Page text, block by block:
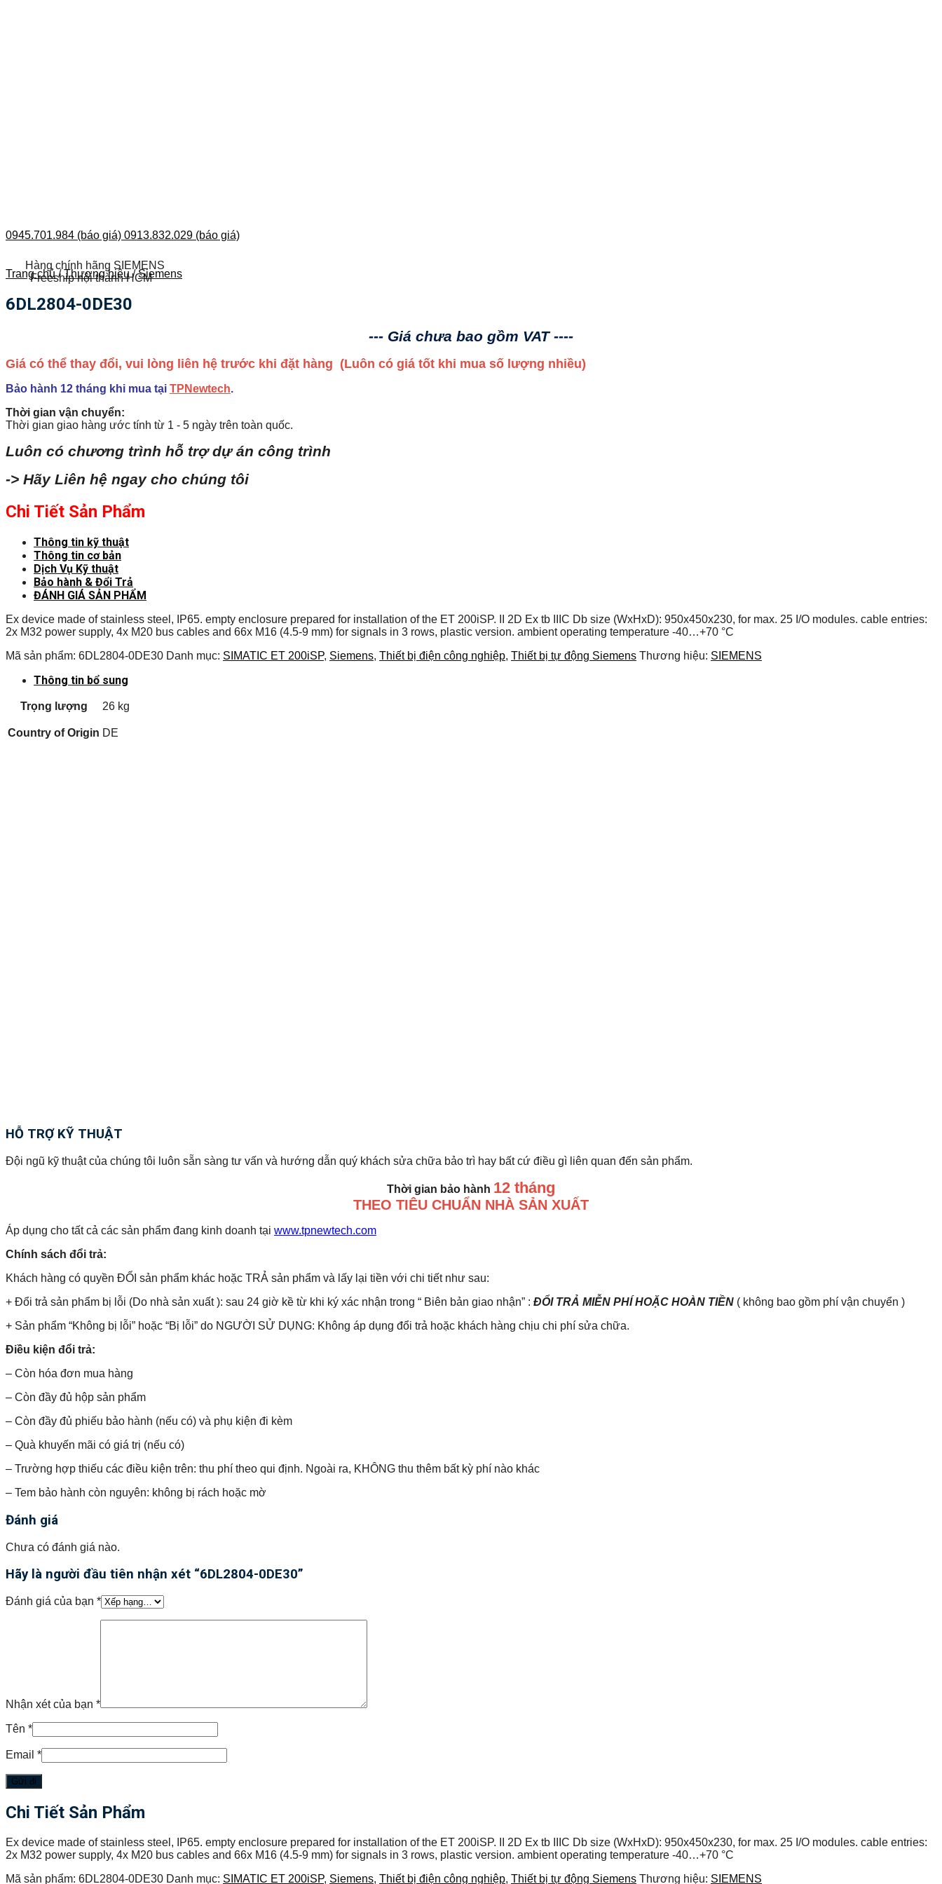
0945.701.984 (báo giá) 0913.832.029 (báo giá)
Hàng chính hãng SIEMENS
Freeship nội thành HCM
Trang chủ / Thương hiệu / Siemens
6DL2804-0DE30
--- Giá chưa bao gồm VAT ----
Giá có thể thay đổi, vui lòng liên hệ trước khi đặt hàng (Luôn có giá tốt khi mua số lượng nhiều)
Bảo hành 12 tháng khi mua tại TPNewtech.
Thời gian vận chuyển:
Thời gian giao hàng ước tính từ 1 - 5 ngày trên toàn quốc.
Luôn có chương trình hỗ trợ dự án công trình
-> Hãy Liên hệ ngay cho chúng tôi
Chi Tiết Sản Phẩm
Thông tin kỹ thuật
Thông tin cơ bản
Dịch Vụ Kỹ thuật
Bảo hành & Đổi Trả
ĐÁNH GIÁ SẢN PHẨM
Ex device made of stainless steel, IP65. empty enclosure prepared for installation of the ET 200iSP. II 2D Ex tb IIIC Db size (WxHxD): 950x450x230, for max. 25 I/O modules. cable entries:
2x M32 power supply, 4x M20 bus cables and 66x M16 (4.5-9 mm) for signals in 3 rows, plastic version. ambient operating temperature -40…+70 °C
Mã sản phẩm: 6DL2804-0DE30 Danh mục: SIMATIC ET 200iSP, Siemens, Thiết bị điện công nghiệp, Thiết bị tự động Siemens Thương hiệu: SIEMENS
Thông tin bổ sung
Trọng lượng 26 kg
Country of Origin DE
HỖ TRỢ KỸ THUẬT
Đội ngũ kỹ thuật của chúng tôi luôn sẵn sàng tư vấn và hướng dẫn quý khách sửa chữa bảo trì hay bất cứ điều gì liên quan đến sản phẩm.
Thời gian bảo hành 12 tháng
THEO TIÊU CHUẨN NHÀ SẢN XUẤT
Áp dụng cho tất cả các sản phẩm đang kinh doanh tại www.tpnewtech.com
Chính sách đổi trả:
Khách hàng có quyền ĐỔI sản phẩm khác hoặc TRẢ sản phẩm và lấy lại tiền với chi tiết như sau:
+ Đổi trả sản phẩm bị lỗi (Do nhà sản xuất ): sau 24 giờ kề từ khi ký xác nhận trong “ Biên bản giao nhận” : ĐỔI TRẢ MIỄN PHÍ HOẶC HOÀN TIỀN ( không bao gồm phí vận chuyển )
+ Sản phẩm “Không bị lỗi” hoặc “Bị lỗi” do NGƯỜI SỬ DỤNG: Không áp dụng đổi trả hoặc khách hàng chịu chi phí sửa chữa.
Điều kiện đổi trả:
– Còn hóa đơn mua hàng
– Còn đầy đủ hộp sản phẩm
– Còn đầy đủ phiếu bảo hành (nếu có) và phụ kiện đi kèm
– Quà khuyến mãi có giá trị (nếu có)
– Trường hợp thiếu các điều kiện trên: thu phí theo qui định. Ngoài ra, KHÔNG thu thêm bất kỳ phí nào khác
– Tem bảo hành còn nguyên: không bị rách hoặc mờ
Đánh giá
Chưa có đánh giá nào.
Hãy là người đầu tiên nhận xét “6DL2804-0DE30”
Đánh giá của bạn *
Nhận xét của bạn *
Tên *
Email *
Chi Tiết Sản Phẩm
Ex device made of stainless steel, IP65. empty enclosure prepared for installation of the ET 200iSP. II 2D Ex tb IIIC Db size (WxHxD): 950x450x230, for max. 25 I/O modules. cable entries:
2x M32 power supply, 4x M20 bus cables and 66x M16 (4.5-9 mm) for signals in 3 rows, plastic version. ambient operating temperature -40…+70 °C
Mã sản phẩm: 6DL2804-0DE30 Danh mục: SIMATIC ET 200iSP, Siemens, Thiết bị điện công nghiệp, Thiết bị tự động Siemens Thương hiệu: SIEMENS